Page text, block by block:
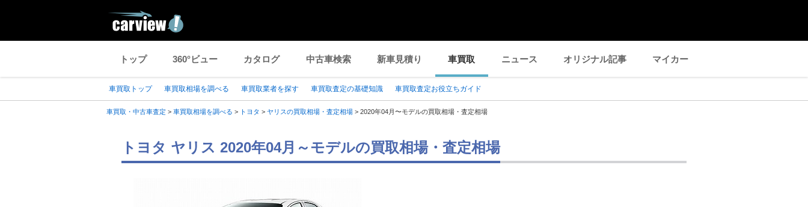
トップ 360°ビュー カタログ 中古車検索 新車見積り 車買取 ニュース オリジナル記事 マイカー
車買取トップ 車買取相場を調べる 車買取業者を探す 車買取査定の基礎知識 車買取査定お役立ちガイド
車買取・中古車査定 > 車買取相場を調べる > トヨタ > ヤリスの買取相場・査定相場 > 2020年04月〜モデルの買取相場・査定相場
トヨタ ヤリス 2020年04月～モデルの買取相場・査定相場